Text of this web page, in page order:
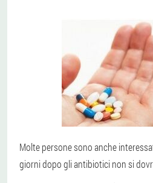
Molte persone sono anche
giorni dopo gli antibiotici non si